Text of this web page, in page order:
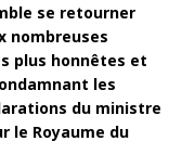
se retourner
nombreuses
plus honnêtes et
les
du ministre
le Royaume du